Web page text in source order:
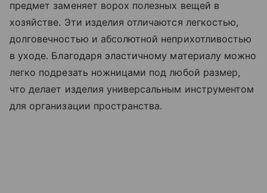
предмет заменяет ворох полезных вещей в
хозяйстве. Эти изделия отличаются легкостью,
долговечностью и абсолютной неприхотливостью
в уходе. Благодаря эластичному материалу можно
легко подрезать ножницами под любой размер,
что делает изделия универсальным инструментом
для организации пространства.